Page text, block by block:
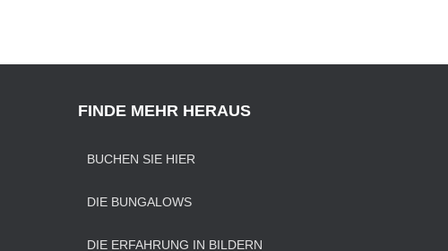
:
FINDE MEHR HERAUS
BUCHEN SIE HIER
DIE BUNGALOWS
DIE ERFAHRUNG IN BILDERN